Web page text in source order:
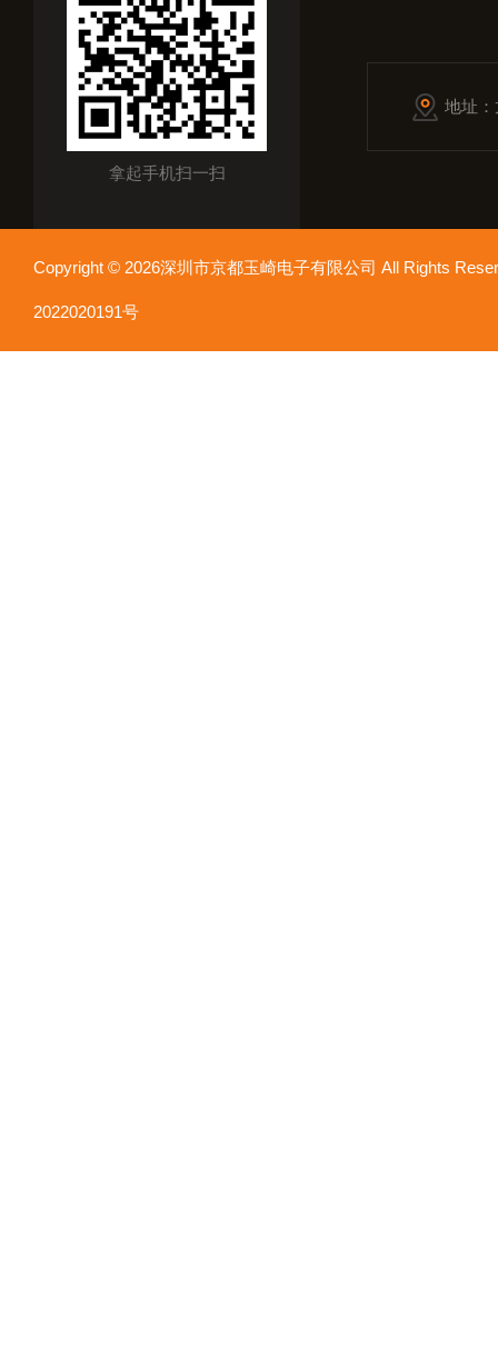
拿起手机扫一扫
地址
Copyright © 2026深圳市京都玉崎电子有限公司 All Rights
2022020191号